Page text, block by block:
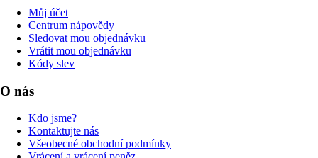
Můj účet
Centrum nápovědy
Sledovat mou objednávku
Vrátit mou objednávku
Kódy slev
O nás
Kdo jsme?
Kontaktujte nás
Všeobecné obchodní podmínky